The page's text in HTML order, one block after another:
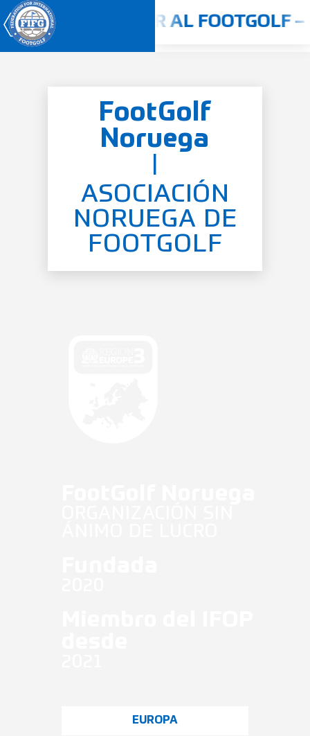
2025 JUGAR AL FOOTGOLF –
Campeonato Mundial
Quiénes somos
Concursos
Reglamento
FootGolf
Noruega
ASOCIACIÓN
NORUEGA DE
FOOTGOLF
EUROPA